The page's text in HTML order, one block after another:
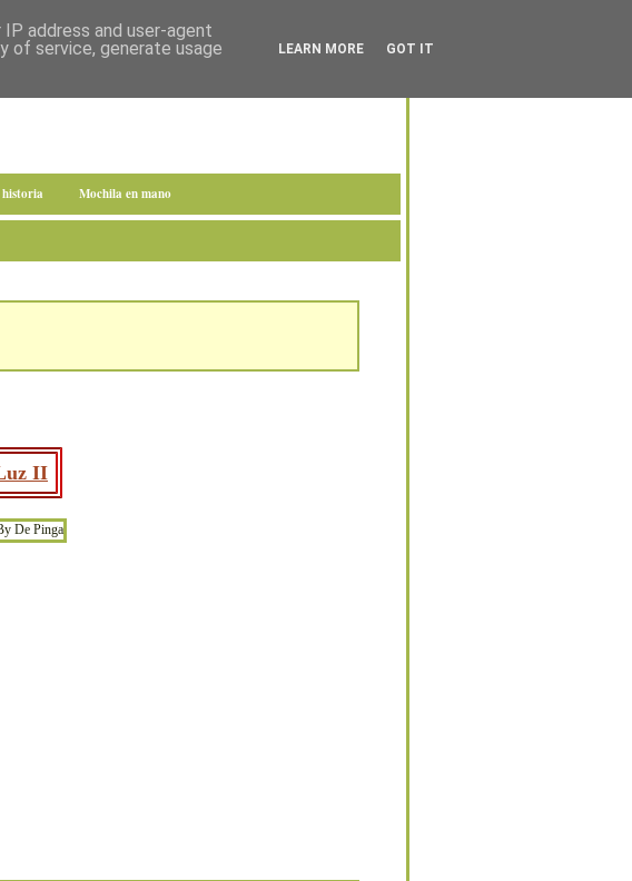
Mochila en mano
II
address and user-agent
of service, generate usage
LEARN MORE GOT IT